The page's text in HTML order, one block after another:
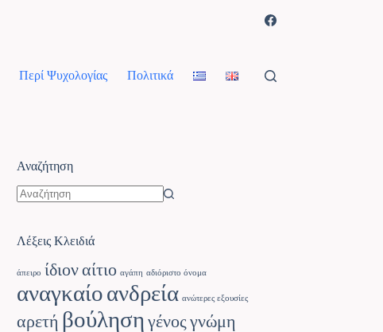
Περί Ψυχολογίας Πολιτικά
Αναζήτηση
Λέξεις Κλειδιά
άπειρο ίδιοναίτιο αγάπη αδιόριστο όνομα
αναγκαίοανδρεία ανώτερες εξουσίες
αρετή βούληση γένος γνώμη